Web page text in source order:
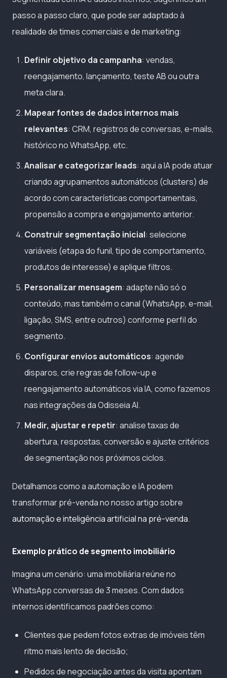
passo a passo claro, que pode ser adaptado à
realidade de times comerciais e de marketing:
Definir objetivo da campanha: vendas,
reengajamento, lançamento, teste AB ou outra
meta clara.
Mapear fontes de dados internos mais
relevantes: CRM, registros de conversas, e-mails,
histórico no WhatsApp, etc.
Analisar e categorizar leads: aqui a IA pode atuar
criando agrupamentos automáticos (clusters) de
acordo com características comportamentais,
propensão a compra e engajamento anterior.
Construir segmentação inicial: selecione
variáveis (etapa do funil, tipo de comportamento,
produtos de interesse) e aplique filtros.
Personalizar mensagem: adapte não só o
conteúdo, mas também o canal (WhatsApp, e-mail,
ligação, SMS, entre outros) conforme perfil do
segmento.
Configurar envios automáticos: agende
disparos, crie regras de follow-up e
reengajamento automáticos via IA, como fazemos
nas integrações da Odisseia AI.
Medir, ajustar e repetir: analise taxas de
abertura, respostas, conversão e ajuste critérios
de segmentação nos próximos ciclos.
Detalhamos como a automação e IA podem
transformar pré-venda no nosso artigo sobre
automação e inteligência artificial na pré-venda.
Exemplo prático de segmento imobiliário
Imagina um cenário: uma imobiliária reúne no
WhatsApp conversas de 3 meses. Com dados
internos identificamos padrões como:
Clientes que pedem fotos extras de imóveis têm
ritmo mais lento de decisão;
Pedidos de negociação antes da visita apontam